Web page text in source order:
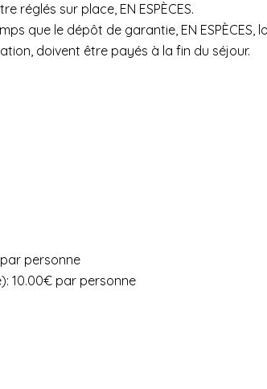
réglés sur place, EN ESPÈCES.
que le dépôt de garantie, EN ESPÈCES,
doivent être payés à la fin du séjour.
personne
10.00€ par personne